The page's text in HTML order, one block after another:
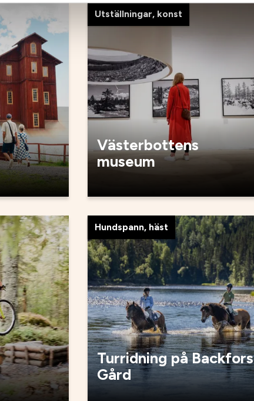
Utställningar, konst
Västerbottens
museum
Hundspann, häst
Turridning på Backfors
Gård